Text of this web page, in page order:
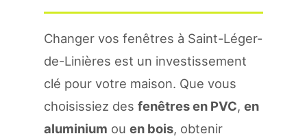
Changer vos fenêtres à Saint-Léger-
de-Linières est un investissement
clé pour votre maison. Que vous
choisissiez des fenêtres en PVC, en
aluminium ou en bois, obtenir